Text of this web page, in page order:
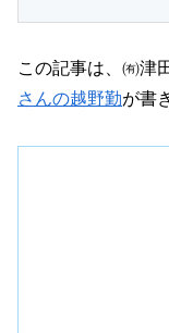
この記事は、㈲津
さんの越野勤が書